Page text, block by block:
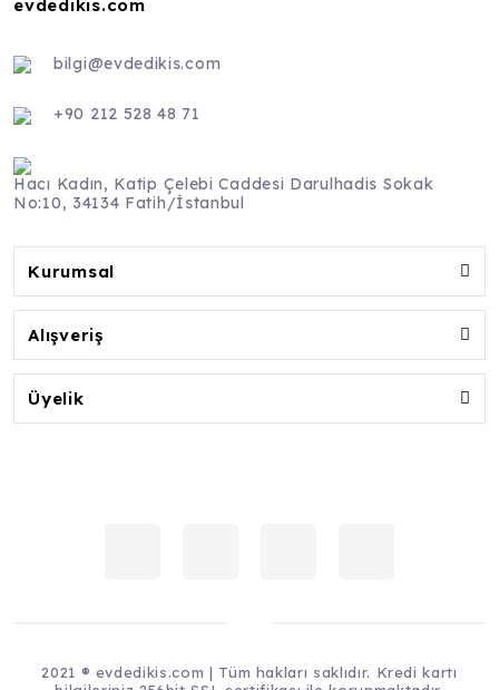
evdedikis.com
bilgi@evdedikis.com
+90 212 528 48 71
Hacı Kadın, Katip Çelebi Caddesi Darulhadis Sokak
No:10, 34134 Fatih/İstanbul
Kurumsal
Alışveriş
Üyelik
2021 ® evdedikis.com | Tüm hakları saklıdır. Kredi kartı